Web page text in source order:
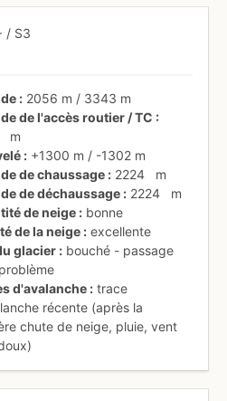
/ S3
2056 m / 3343 m
de l'accès routier / TC
m
+1300 m / -1302 m
de chaussage
2224
m
de déchaussage
2224
m
de neige
bonne
de la neige
excellente
glacier
bouché - passage
d'avalanche
trace
récente (après la
chute de neige, pluie, vent